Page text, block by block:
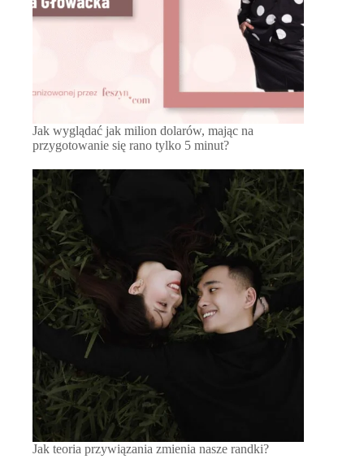
Jak wyglądać jak milion dolarów, mając na
przygotowanie się rano tylko 5 minut?
Jak teoria przywiązania zmienia nasze randki?